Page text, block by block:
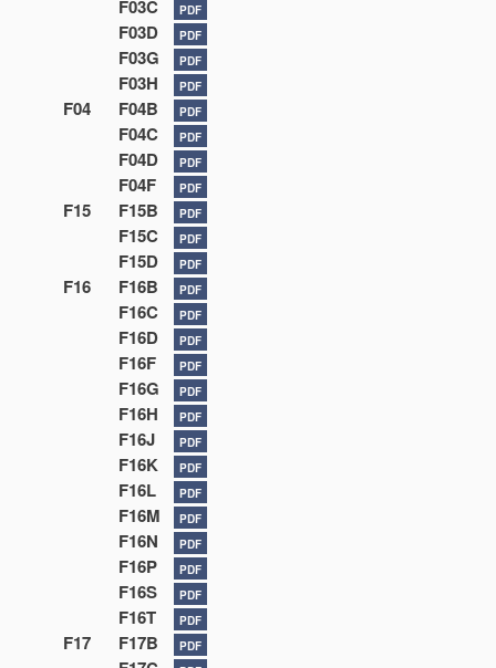
F03C PDF
F03D PDF
F03G PDF
F03H PDF
F04 F04B PDF
F04C PDF
F04D PDF
F04F PDF
F15 F15B PDF
F15C PDF
F15D PDF
F16 F16B PDF
F16C PDF
F16D PDF
F16F PDF
F16G PDF
F16H PDF
F16J PDF
F16K PDF
F16L PDF
F16M PDF
F16N PDF
F16P PDF
F16S PDF
F16T PDF
F17 F17B PDF